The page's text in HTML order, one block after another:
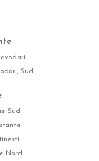
Sud
Sud
Nord